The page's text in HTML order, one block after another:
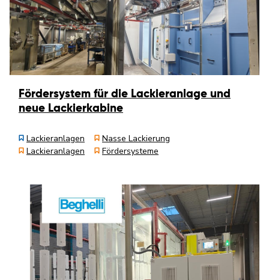
Fördersystem für die Lackieranlage und
neue Lackierkabine
Lackieranlagen
Nasse Lackierung
Lackieranlagen
Fördersysteme